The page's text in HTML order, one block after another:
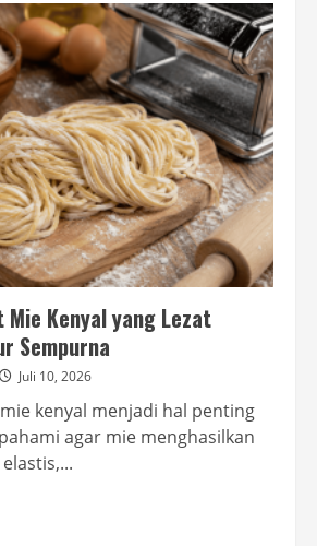
Mie Kenyal yang Lezat
Sempurna
Juli 10, 2026
kenyal menjadi hal penting
agar mie menghasilkan